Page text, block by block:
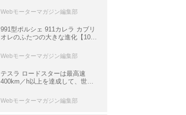
ト体験があたる抽選企画などを展
開
Webモーターマガジン編集部
991型ポルシェ 911カレラ カブリ
オレのふたつの大きな進化【10年
Webモーターマガジン編集部
テスラ ロードスターは最高速
400km／h以上を達成して、世界
ーカークロニクル・完全版／
113】
Webモーターマガジン編集部